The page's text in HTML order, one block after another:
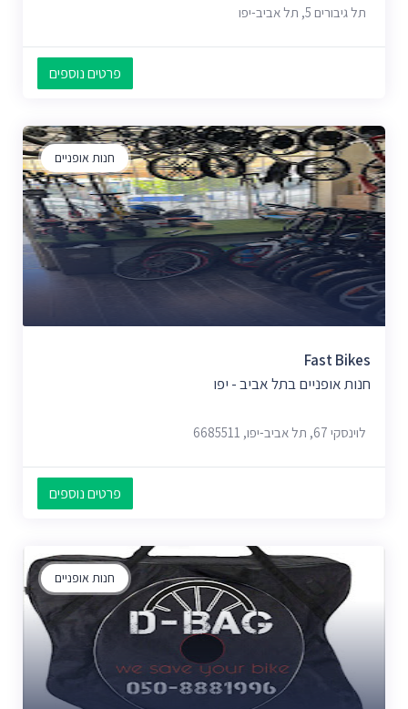
תל גיבורים 5, תל אביב-יפו
פרטים נוספים
חנות אופניים
Fast Bikes
חנות אופניים בתל אביב - יפו
לוינסקי 67, תל אביב-יפו, 6685511
פרטים נוספים
חנות אופניים